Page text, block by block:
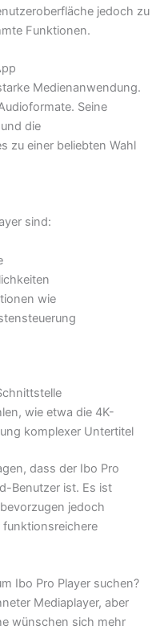
jedoch zu
Funktionen.
Medienanwendung.
Seine
die
zu einer beliebten Wahl
sind:
wie
wie etwa die 4K-
komplexer Untertitel
dass der Ibo Pro
Benutzer ist. Es ist
jedoch
Ibo Pro Player suchen?
Mediaplayer, aber
wünschen sich mehr